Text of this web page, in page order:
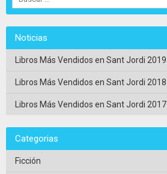
Noticias
Libros Más Vendidos en Sant Jordi 2019
Libros Más Vendidos en Sant Jordi 2018
Libros Más Vendidos en Sant Jordi 2017
Categorias
Ficción